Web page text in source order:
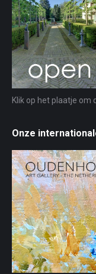
Klik op het plaatje om
Onze